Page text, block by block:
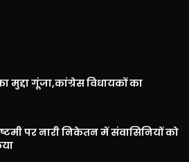
गूंजा,कांग्रेस विधायकों का
पर नारी निकेतन में संवासिनियों को